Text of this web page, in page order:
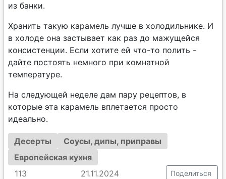
из банки.
Хранить такую карамель лучше в холодильнике. И
в холоде она застывает как раз до мажущейся
консистенции. Если хотите ей что-то полить -
дайте постоять немного при комнатной
температуре.
На следующей неделе дам пару рецептов, в
которые эта карамель вплетается просто
идеально.
Десерты
Соусы, дипы, приправы
Европейская кухня
113
21.11.2024 Поделиться